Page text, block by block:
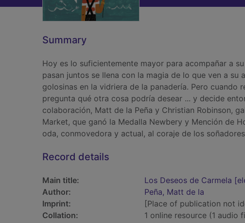
Summary
Hoy es lo suficientemente mayor para acompañar a
pasan juntos se llena con la magia de lo que ven a
golosinas en la vidriera de la panadería. Pero
pregunta qué otra cosa podría desear ... y decide
colaboración, Matt de la Peña y Christian Robinson,
Market, que ganó la Medalla Newbery y Mención de
oda, conmovedora y actual, al coraje de los
Record details
Main title:
Los Deseos de Carmela
Author:
Peña, Matt de la
Imprint:
[Place of publication not
Collation:
1 online resource (1 audio